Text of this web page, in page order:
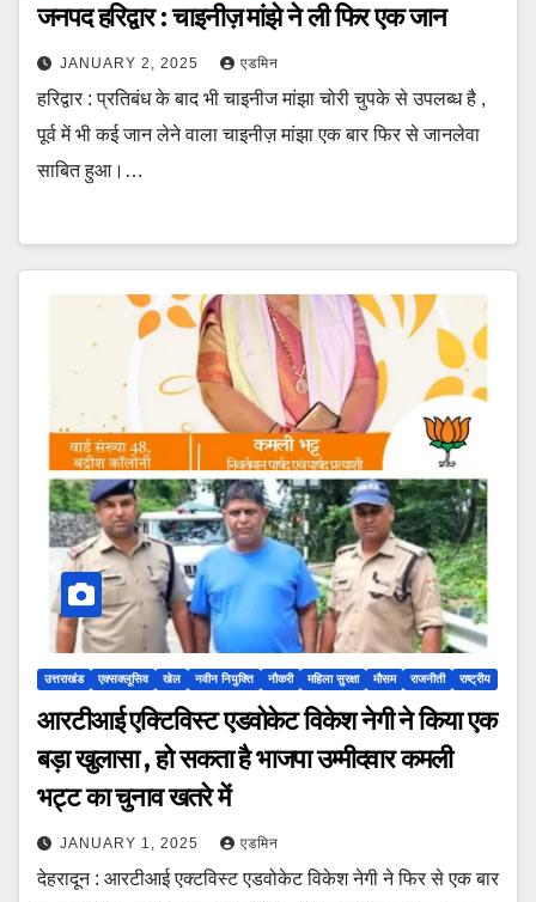
जनपद हरिद्वार : चाइनीज़ मांझे ने ली फिर एक जान
JANUARY 2, 2025 एडमिन
हरिद्वार : प्रतिबंध के बाद भी चाइनीज मांझा चोरी चुपके से उपलब्ध है ,
पूर्व में भी कई जान लेने वाला चाइनीज़ मांझा एक बार फिर से जानलेवा
साबित हुआ।…
उत्तराखंड एक्सक्लूसिव खेल नवीन नियुक्ति नौकरी महिला सुरक्षा मौसम राजनीती राष्ट्रीय
आरटीआई एक्टिविस्ट एडवोकेट विकेश नेगी ने किया एक
बड़ा खुलासा , हो सकता है भाजपा उम्मीदवार कमली
भट्ट का चुनाव खतरे में
JANUARY 1, 2025 एडमिन
देहरादून : आरटीआई एक्टविस्ट एडवोकेट विकेश नेगी ने फिर से एक बार